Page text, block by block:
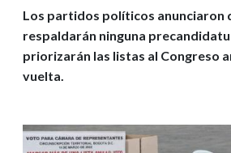
Los partidos políticos anunciaron
respaldarán ninguna
priorizarán las listas al Congreso
vuelta.